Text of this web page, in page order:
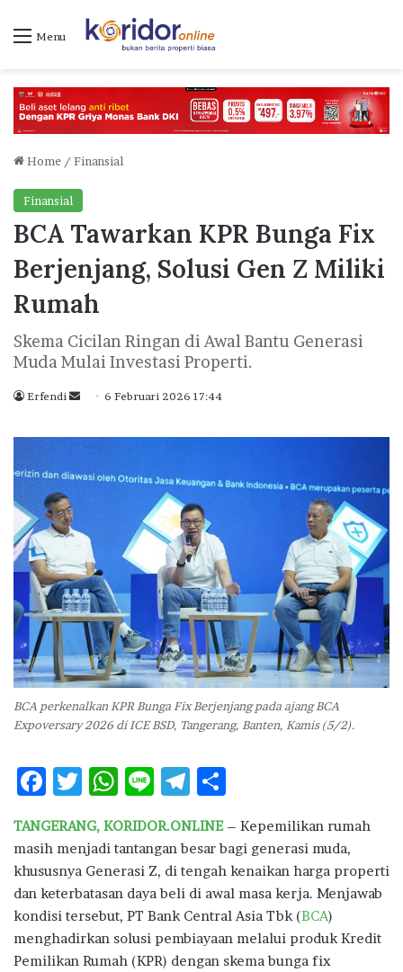
Menu
Home / Finansial
Finansial
BCA Tawarkan KPR Bunga Fix
Berjenjang, Solusi Gen Z Miliki
Rumah
Skema Cicilan Ringan di Awal Bantu Generasi
Muda Mulai Investasi Properti.
Erfendi
n
a
m
a
i
l
6 Februari 2026 17:44
BCA perkenalkan KPR Bunga Fix Berjenjang pada ajang BCA
Expoversary 2026 di ICE BSD, Tangerang, Banten, Kamis (5/2).
F
e
b
o
o
k
T
it
te
r
W
at
s
A
p
p
Li
e
T
e
g
ra
m
ar
e
TANGERANG, KORIDOR.ONLINE – Kepemilikan rumah
masih menjadi tantangan besar bagi generasi muda,
khususnya Generasi Z, di tengah kenaikan harga properti
dan keterbatasan daya beli di awal masa kerja. Menjawab
kondisi tersebut, PT Bank Central Asia Tbk (BCA)
menghadirkan solusi pembiayaan melalui produk Kredit
Pemilikan Rumah (KPR) dengan skema bunga fix